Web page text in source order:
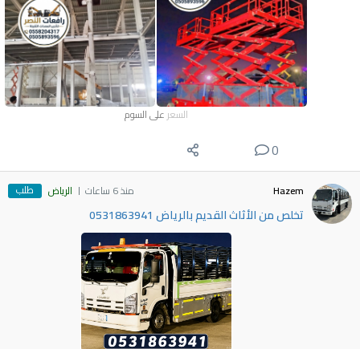
السعر على السوم
0
Hazem منذ 6 ساعات الرياض طلب
تخلص من الأثاث القديم بالرياض 0531863941